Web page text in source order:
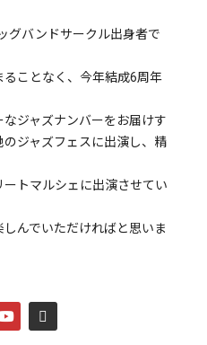
グバンドサークル出身者で
ことなく、今年結成6周年
ジャズナンバーをお届けす
ジャズフェスに出演し、精
トマルシェに出演させてい
んでいただければと思いま